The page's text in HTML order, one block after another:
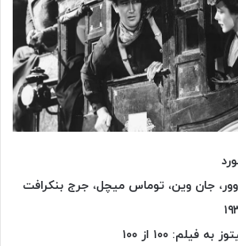
جان وین، توماس میچل، جرج بنکرافت
فیلم: ۱۰۰ از ۱۰۰